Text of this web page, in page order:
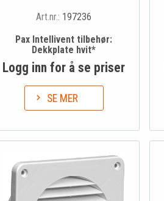
Art.nr.: 197236
Pax Intellivent tilbehør:
Dekkplate hvit*
Logg inn for å se priser
SE MER